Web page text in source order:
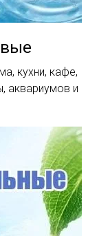
кухни, кафе,
аквариумов и